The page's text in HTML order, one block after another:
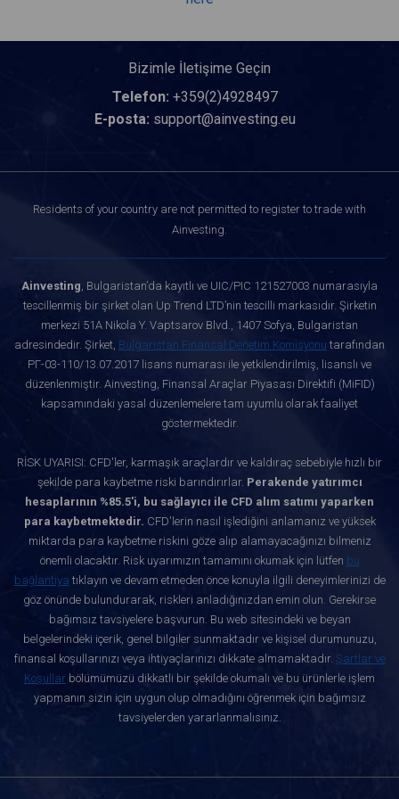
Bizimle İletişime Geçin
Telefon: +359(2)4928497
E-posta: support@ainvesting.eu
Residents of your country are not permitted to register to trade with
Ainvesting.
Ainvesting, Bulgaristan’da kayıtlı ve UIC/PIC 121527003 numarasıyla
tescillenmiş bir şirket olan Up Trend LTD’nin tescilli markasıdır. Şirketin
merkezi 51A Nikola Y. Vaptsarov Blvd., 1407 Sofya, Bulgaristan
adresindedir. Şirket, Bulgaristan Finansal Denetim Komisyonu tarafından
РГ-03-110/13.07.2017 lisans numarası ile yetkilendirilmiş, lisanslı ve
düzenlenmiştir. Ainvesting, Finansal Araçlar Piyasası Direktifi (MiFID)
kapsamındaki yasal düzenlemelere tam uyumlu olarak faaliyet
göstermektedir.
RİSK UYARISI: CFD'ler, karmaşık araçlardır ve kaldıraç sebebiyle hızlı bir
şekilde para kaybetme riski barındırırlar. Perakende yatırımcı
hesaplarının %85.5'i, bu sağlayıcı ile CFD alım satımı yaparken
para kaybetmektedir. CFD'lerin nasıl işlediğini anlamanız ve yüksek
miktarda para kaybetme riskini göze alıp alamayacağınızı bilmeniz
önemli olacaktır. Risk uyarımızın tamamını okumak için lütfen bu
bağlantıya tıklayın ve devam etmeden önce konuyla ilgili deneyimlerinizi de
göz önünde bulundurarak, riskleri anladığınızdan emin olun. Gerekirse
bağımsız tavsiyelere başvurun. Bu web sitesindeki ve beyan
belgelerindeki içerik, genel bilgiler sunmaktadır ve kişisel durumunuzu,
finansal koşullarınızı veya ihtiyaçlarınızı dikkate almamaktadır. Şartlar ve
Koşullar bölümümüzü dikkatli bir şekilde okumalı ve bu ürünlerle işlem
yapmanın sizin için uygun olup olmadığını öğrenmek için bağımsız
tavsiyelerden yararlanmalısınız.